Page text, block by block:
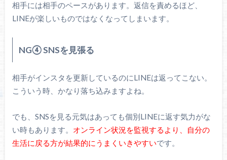
相手には相手のペースがあります。返信を責めるほど、
LINEが楽しいものではなくなってしまいます。
NG④ SNSを見張る
相手がインスタを更新しているのにLINEは返ってこない。
こういう時、かなり落ち込みますよね。
でも、SNSを見る元気はあっても個別LINEに返す気力がな
い時もあります。 オンライン状況を監視するより、自分の
生活に戻る方が結果的にうまくいきやすいです。